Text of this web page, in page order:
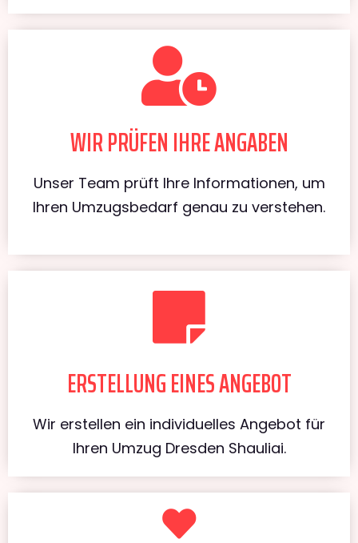
WIR PRÜFEN IHRE ANGABEN
Unser Team prüft Ihre Informationen, um
Ihren Umzugsbedarf genau zu verstehen.
ERSTELLUNG EINES ANGEBOT
Wir erstellen ein individuelles Angebot für
Ihren Umzug Dresden Shauliai.